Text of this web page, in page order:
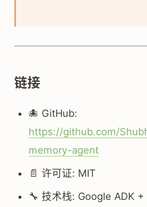
链接
🐙 GitHub:
https://github.com/
memory-agent
📄 许可证: MIT
🔧 技术栈: Google ADK